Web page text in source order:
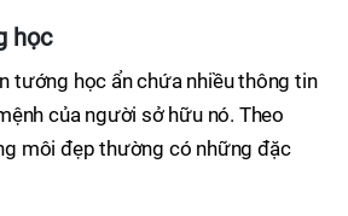
học
tướng học ẩn chứa nhiều thông tin
của người sở hữu nó. Theo
môi đẹp thường có những đặc